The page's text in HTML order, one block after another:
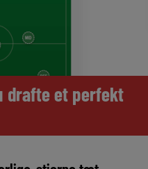
drafte et perfekt